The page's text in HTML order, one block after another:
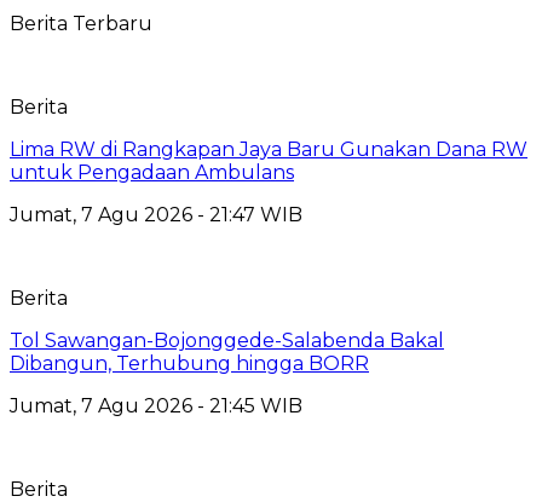
Berita Terbaru
Berita
Lima RW di Rangkapan Jaya Baru Gunakan Dana RW
untuk Pengadaan Ambulans
Jumat, 7 Agu 2026 - 21:47 WIB
Berita
Tol Sawangan-Bojonggede-Salabenda Bakal
Dibangun, Terhubung hingga BORR
Jumat, 7 Agu 2026 - 21:45 WIB
Berita